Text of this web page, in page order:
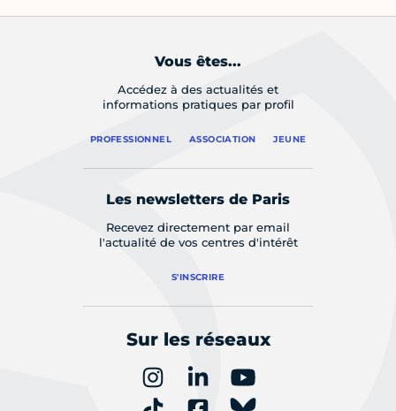
Vous êtes...
Accédez à des actualités et
informations pratiques par profil
PROFESSIONNEL ASSOCIATION JEUNE
Les newsletters de Paris
Recevez directement par email
l'actualité de vos centres d'intérêt
S'INSCRIRE
Sur les réseaux